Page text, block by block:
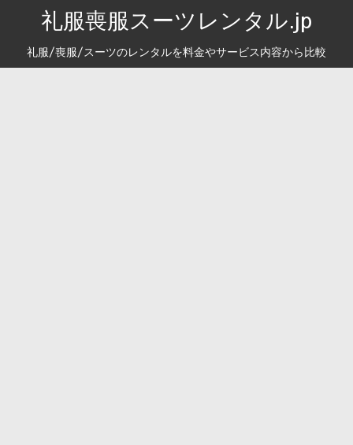
礼服喪服スーツレンタル.jp
礼服/喪服/スーツのレンタルを料金やサービス内容から比較